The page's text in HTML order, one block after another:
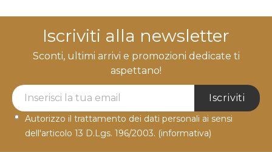
Iscriviti alla newsletter
Sconti, ultimi arrivi e promozioni dedicate ti
aspettano!
Newsletter Label
Iscriviti
Autorizzo il trattamento dei dati personali ai sensi
dell'articolo 13 D.Lgs. 196/2003. (informativa)